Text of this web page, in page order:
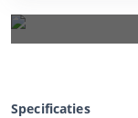
Specificaties